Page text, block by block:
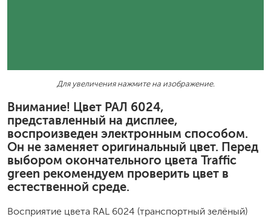
Для увеличения нажмите на изображение.
Внимание! Цвет РАЛ 6024,
представленный на дисплее,
воспроизведен электронным способом.
Он не заменяет оригинальный цвет. Перед
выбором окончательного цвета Traffic
green рекомендуем проверить цвет в
естественной среде.
Восприятие цвета RAL 6024 (транспортный зелёный)